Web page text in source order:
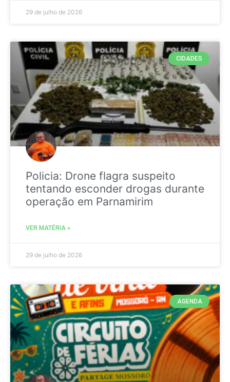
29 de julho de 2026
CIDADES
Policia: Drone flagra suspeito
tentando esconder drogas durante
operação em Parnamirim
VER MATÉRIA »
29 de julho de 2026
AGENDA